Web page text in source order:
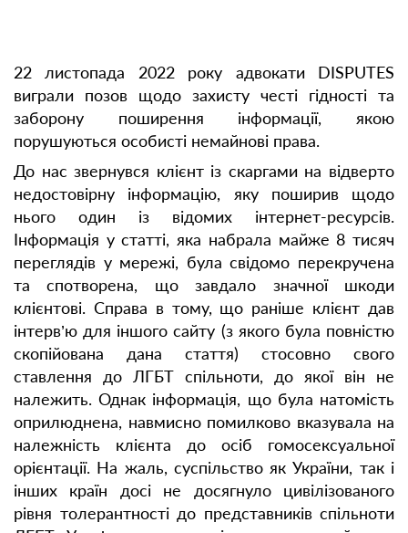
22 листопада 2022 року адвокати DISPUTES
виграли позов щодо захисту честi гiдностi та
заборону поширення інформації, якою
порушуються особистi немайновi права.
До нас звернувся клієнт із скаргами на відверто
недостовірну інформацію, яку поширив щодо
нього один із відомих інтернет-ресурсів.
Інформація у статті, яка набрала майже 8 тисяч
переглядів у мережі, була свідомо перекручена
та спотворена, що завдало значної шкоди
клієнтові. Справа в тому, що раніше клієнт дав
інтерв’ю для іншого сайту (з якого була повністю
скопійована дана стаття) стосовно свого
ставлення до ЛГБТ спільноти, до якої він не
належить. Однак інформація, що була натомість
оприлюднена, навмисно помилково вказувала на
належність клієнта до осіб гомосексуальної
орієнтації. На жаль, суспільство як України, так і
інших країн досі не досягнуло цивілізованого
рівня толерантності до представників спільноти